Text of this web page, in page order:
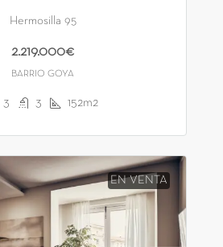
Hermosilla 95
2.219.000€
BARRIO GOYA
3 3 152m2
EN VENTA